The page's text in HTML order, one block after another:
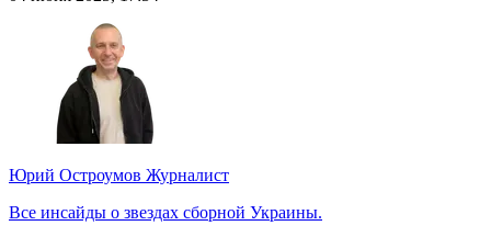
Юрий Остроумов Журналист
Все инсайды о звездах сборной Украины.